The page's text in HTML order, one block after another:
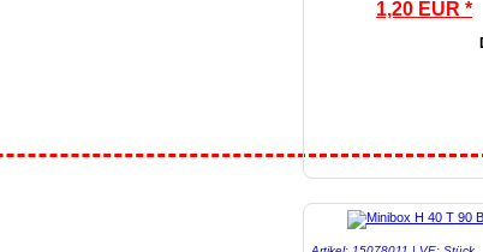
1,20 EUR *